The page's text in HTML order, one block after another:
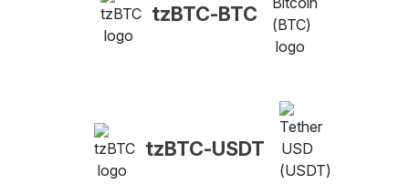
tzBTC-BTC
tzBTC-USDT